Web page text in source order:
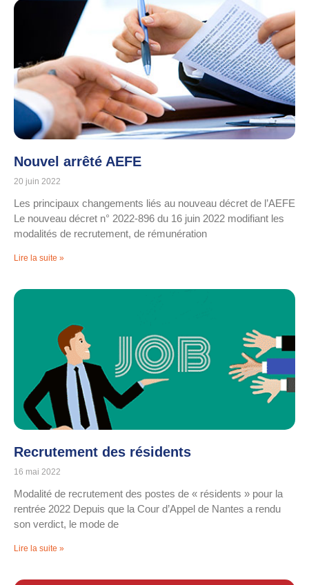
Nouvel arrêté AEFE
20 juin 2022
Les principaux changements liés au nouveau décret de l’AEFE
Le nouveau décret n° 2022-896 du 16 juin 2022 modifiant les
modalités de recrutement, de rémunération
Lire la suite »
Recrutement des résidents
16 mai 2022
Modalité de recrutement des postes de « résidents » pour la
rentrée 2022 Depuis que la Cour d’Appel de Nantes a rendu
son verdict, le mode de
Lire la suite »